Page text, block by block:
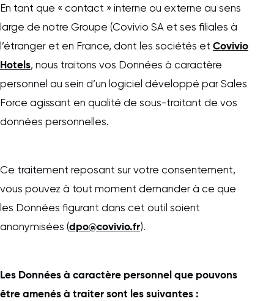
En tant que « contact » interne ou externe au sens
large de notre Groupe (Covivio SA et ses filiales à
l’étranger et en France, dont les sociétés et Covivio
Hotels, nous traitons vos Données à caractère
personnel au sein d’un logiciel développé par Sales
Force agissant en qualité de sous-traitant de vos
données personnelles.
Ce traitement reposant sur votre consentement,
vous pouvez à tout moment demander à ce que
les Données figurant dans cet outil soient
anonymisées (dpo@covivio.fr).
Les Données à caractère personnel que pouvons
être amenés à traiter sont les suivantes :